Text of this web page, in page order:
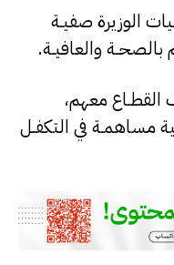
الوزيرة صفيـة
بالصحـة والعافيـة.
معهم،
مساهمـة في التكفـل